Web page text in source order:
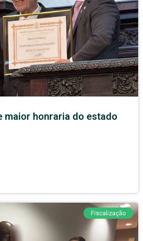
maior honraria do estado
Fiscalização